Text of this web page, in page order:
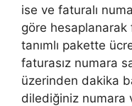
ise ve faturalı
göre hesaplanarak
tanımlı pakette
faturasız numara
üzerinden dakika
dilediğiniz numara